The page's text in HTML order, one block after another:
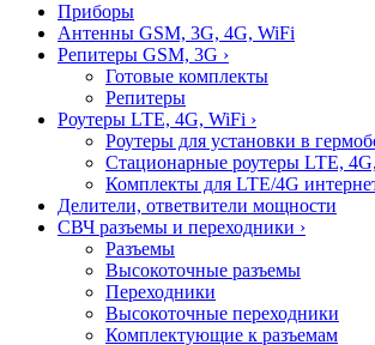
Приборы
Антенны GSM, 3G, 4G, WiFi
Репитеры GSM, 3G ›
Готовые комплекты
Репитеры
Роутеры LTE, 4G, WiFi ›
Роутеры для установки в
Стационарные роутеры LTE,
Комплекты для LTE/4G
Делители, ответвители мощности
СВЧ разъемы и переходники ›
Разъемы
Высокоточные разъемы
Переходники
Высокоточные переходники
Комплектующие к разъемам